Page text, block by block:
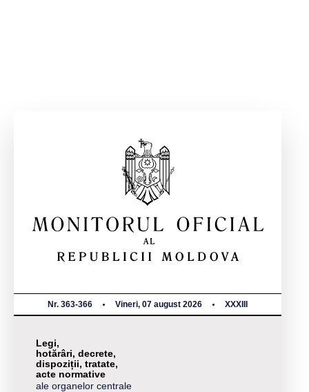
Nr. 363-366 Vineri, 07 august 2026 XXXIII
Legi,
hotărâri, decrete,
dispoziții, tratate,
acte normative
ale organelor centrale